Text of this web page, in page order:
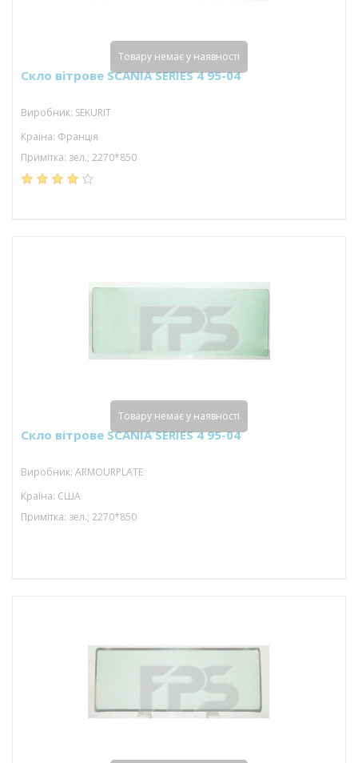
Скло вітрове SCANIA SERIES 4 95-04
Виробник: SEKURIT
Країна: Франція
Примітка: зел.; 2270*850
Товару немає у наявності
Скло вітрове SCANIA SERIES 4 95-04
Виробник: ARMOURPLATE
Країна: США
Примітка: зел.; 2270*850
Товару немає у наявності